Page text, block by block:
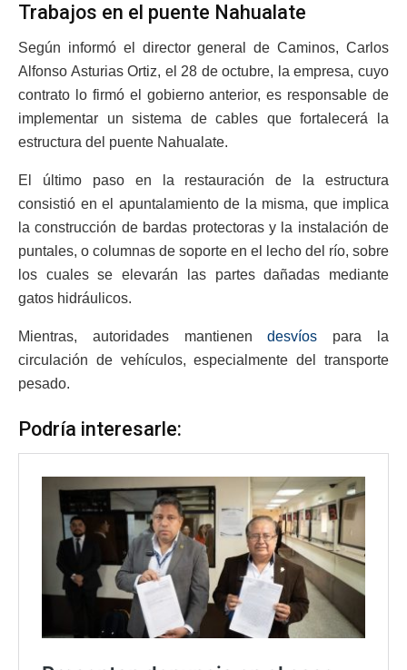
Trabajos en el puente Nahualate
Según informó el director general de Caminos, Carlos
Alfonso Asturias Ortiz, el 28 de octubre, la empresa, cuyo
contrato lo firmó el gobierno anterior, es responsable de
implementar un sistema de cables que fortalecerá la
estructura del puente Nahualate.
El último paso en la restauración de la estructura
consistió en el apuntalamiento de la misma, que implica
la construcción de bardas protectoras y la instalación de
puntales, o columnas de soporte en el lecho del río, sobre
los cuales se elevarán las partes dañadas mediante
gatos hidráulicos.
Mientras, autoridades mantienendesvíos para la
circulación de vehículos, especialmente del transporte
pesado.
Podría interesarle: